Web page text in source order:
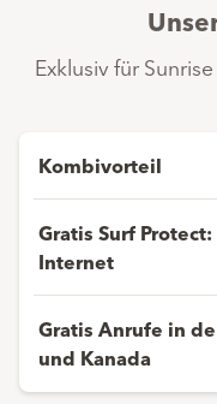
Exklusiv für
Kombivorteil
Gratis Surf
Internet
Gratis Anrufe in
und Kanada